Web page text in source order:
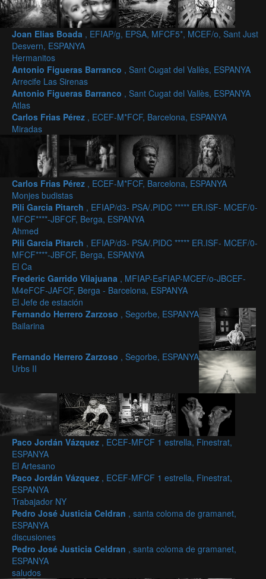
Joan Elias Boada , EFIAP/g, EPSA, MFCF5*, MCEF/o, Sant Just
Desvern, ESPANYA
Hermanitos
Antonio Figueras Barranco , Sant Cugat del Vallès, ESPANYA
Arrecife Las Sirenas
Antonio Figueras Barranco , Sant Cugat del Vallès, ESPANYA
Atlas
Carlos Frias Pérez , ECEF-M*FCF, Barcelona, ESPANYA
Miradas
Carlos Frias Pérez , ECEF-M*FCF, Barcelona, ESPANYA
Monjes budistas
Pili Garcia Pitarch , EFIAP/d3- PSA/.PIDC ***** ER.ISF- MCEF/0-
MFCF****-JBFCF, Berga, ESPANYA
Ahmed
Pili Garcia Pitarch , EFIAP/d3- PSA/.PIDC ***** ER.ISF- MCEF/0-
MFCF****-JBFCF, Berga, ESPANYA
El Ca
Frederic Garrido Vilajuana , MFIAP-EsFIAP-MCEF/o-JBCEF-
M4eFCF-JAFCF, Berga - Barcelona, ESPANYA
El Jefe de estación
Fernando Herrero Zarzoso , Segorbe, ESPANYA
Bailarina
Fernando Herrero Zarzoso , Segorbe, ESPANYA
Urbs II
Paco Jordán Vázquez , ECEF-MFCF 1 estrella, Finestrat,
ESPANYA
El Artesano
Paco Jordán Vázquez , ECEF-MFCF 1 estrella, Finestrat,
ESPANYA
Trabajador NY
Pedro José Justicia Celdran , santa coloma de gramanet,
ESPANYA
discusiones
Pedro José Justicia Celdran , santa coloma de gramanet,
ESPANYA
saludos